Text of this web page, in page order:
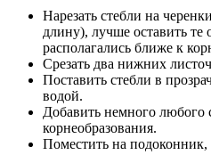
Нарезать стебли на
длину), лучше оставить те
располагались ближе к
Срезать два нижних
Поставить стебли в
водой.
Добавить немного любого
корнеобразования.
Поместить на подоконник,